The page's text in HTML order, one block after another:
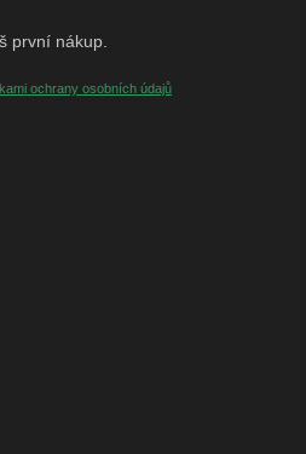
první nákup.
ochrany osobních údajů